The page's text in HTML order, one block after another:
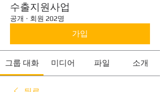
수출지원사업
공개 · 회원 202명
가입
그룹 대화 미디어 파일 소개